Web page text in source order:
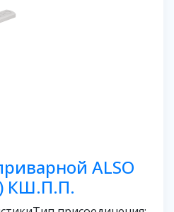
ALSO
КШ.П.П.